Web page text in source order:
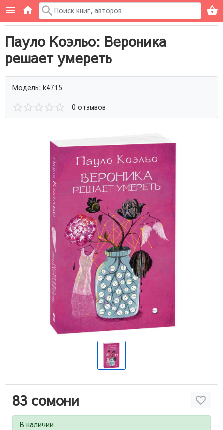
Пауло Коэльо: Вероника
решает умереть
Модель: k4715
0 отзывов
83 сомони
В наличии